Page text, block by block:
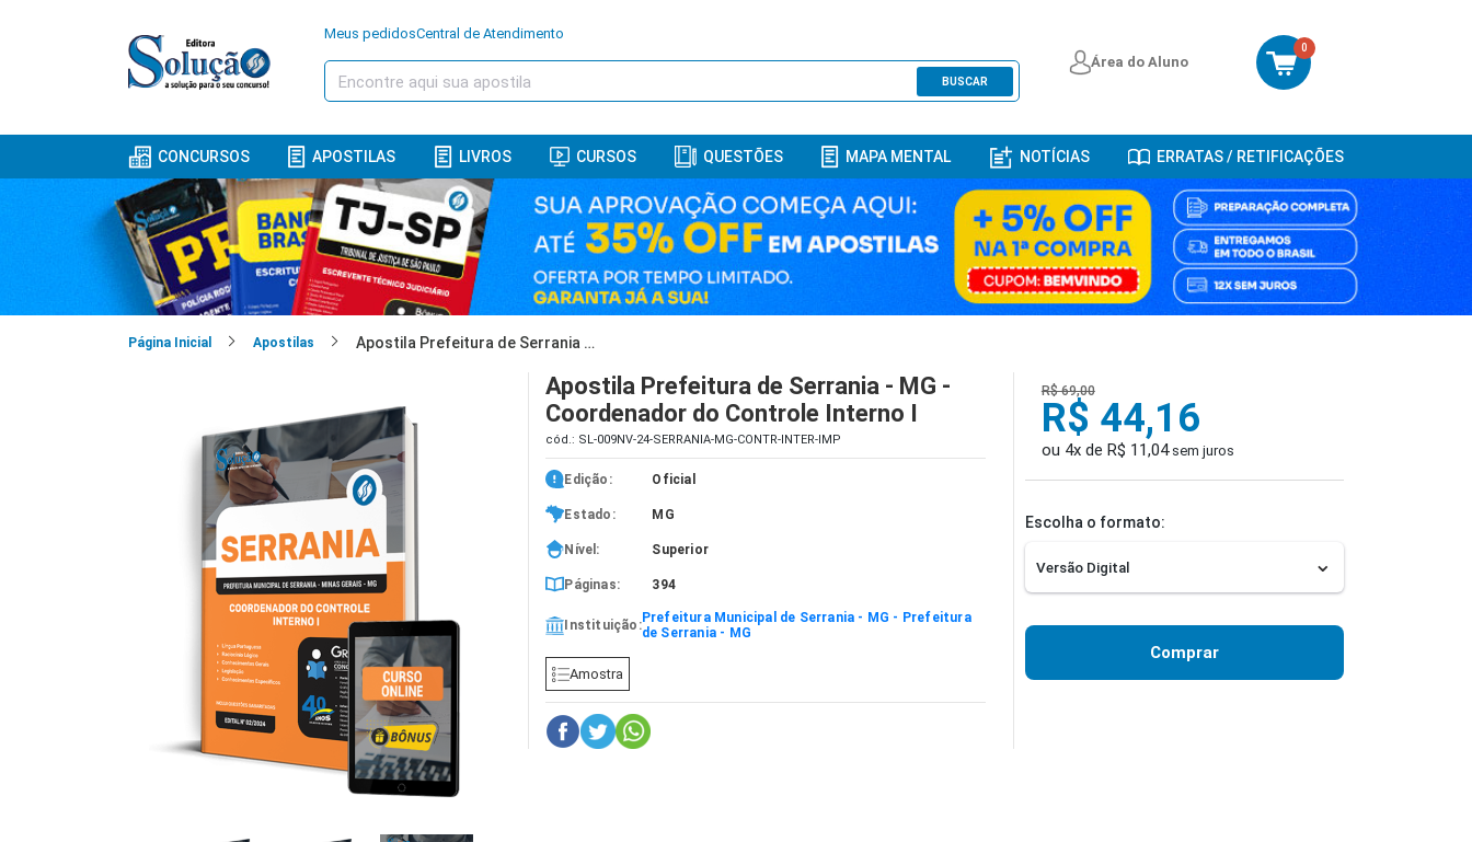
Meus pedidosCentral de Atendimento
BUSCAR
Área do Aluno
0
CONCURSOS APOSTILAS LIVROS CURSOS QUESTÕES MAPA MENTAL NOTÍCIAS ERRATAS / RETIFICAÇÕES
Página Inicial Apostilas Apostila Prefeitura de Serrania - MG - Coordenador do Controle Interno I
Apostila Prefeitura de Serrania - MG -
Coordenador do Controle Interno I
cód.: SL-009NV-24-SERRANIA-MG-CONTR-INTER-IMP
Edição: Oficial
Estado: MG
Nível: Superior
Páginas: 394
Instituição:Prefeitura Municipal de Serrania - MG - Prefeitura
de Serrania - MG
Amostra
R$ 69,00
R$ 44,16
ou 4x de R$ 11,04sem juros
Escolha o formato:
Comprar